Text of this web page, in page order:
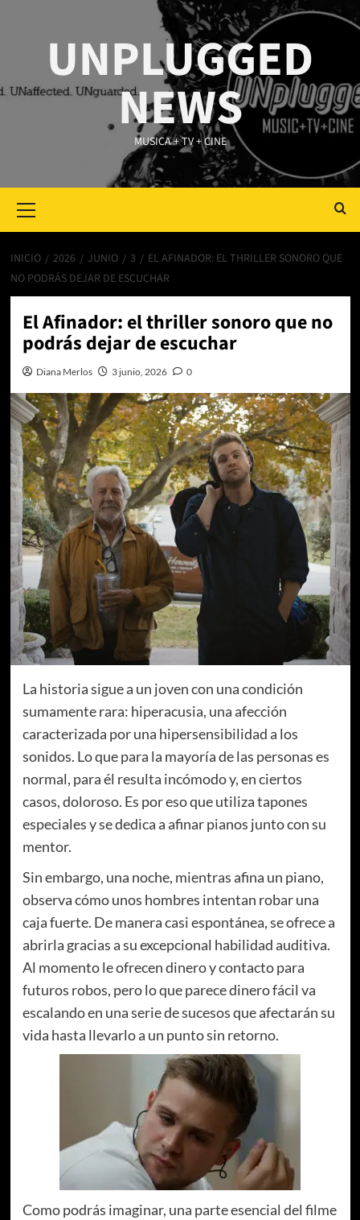
UNPLUGGED
NEWS
MUSICA + TV + CINE
Menu
INICIO 2026 JUNIO 3
EL AFINADOR: EL THRILLER SONORO QUE
NO PODRÁS DEJAR DE ESCUCHAR
El Afinador: el thriller sonoro que no
podrás dejar de escuchar
Diana Merlos 3 junio, 2026 0
La historia sigue a un joven con una condición
sumamente rara: hiperacusia, una afección
caracterizada por una hipersensibilidad a los
sonidos. Lo que para la mayoría de las personas es
normal, para él resulta incómodo y, en ciertos
casos, doloroso. Es por eso que utiliza tapones
especiales y se dedica a afinar pianos junto con su
mentor.
Sin embargo, una noche, mientras afina un piano,
observa cómo unos hombres intentan robar una
caja fuerte. De manera casi espontánea, se ofrece a
abrirla gracias a su excepcional habilidad auditiva.
Al momento le ofrecen dinero y contacto para
futuros robos, pero lo que parece dinero fácil va
escalando en una serie de sucesos que afectarán su
vida hasta llevarlo a un punto sin retorno.
Como podrás imaginar, una parte esencial del filme